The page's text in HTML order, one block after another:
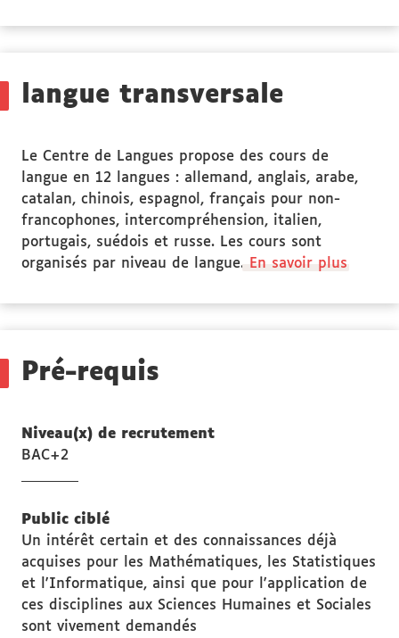
des
langue transversale
Le Centre de Langues propose des cours de
langue en 12 langues : allemand, anglais, arabe,
catalan, chinois, espagnol, français pour non-
francophones, intercompréhension, italien,
portugais, suédois et russe. Les cours sont
organisés par niveau de langue. En savoir plus
Pré-requis
Niveau(x) de recrutement
BAC+2
Public ciblé
Un intérêt certain et des connaissances déjà
acquises pour les Mathématiques, les Statistiques
et l'Informatique, ainsi que pour l'application de
ces disciplines aux Sciences Humaines et Sociales
sont vivement demandés